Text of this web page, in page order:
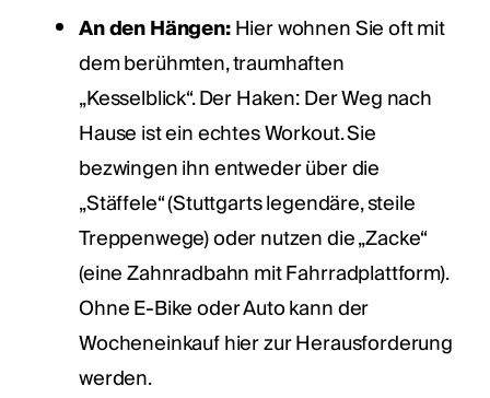
An den Hängen:Hier wohnen Sie oft mit
dem berühmten, traumhaften
„Kesselblick“. Der Haken: Der Weg nach
Hause ist ein echtes Workout. Sie
bezwingen ihn entweder über die
„Stäffele“ (Stuttgarts legendäre, steile
Treppenwege) oder nutzen die „Zacke“
(eine Zahnradbahn mit Fahrradplattform).
Ohne E-Bike oder Auto kann der
Wocheneinkauf hier zur Herausforderung
werden.